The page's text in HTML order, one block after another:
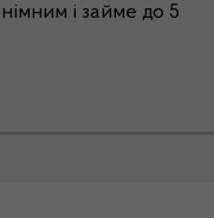
і займе до 5